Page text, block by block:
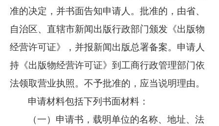
准的决定，并书面告知申请人。批准的，由省、
自治区、直辖市新闻出版行政部门颁发《出版物
经营许可证》，并报新闻出版总署备案。申请人
持《出版物经营许可证》到工商行政管理部门依
法领取营业执照。不予批准的，应当说明理由。
申请材料包括下列书面材料：
（一）申请书，载明单位的名称、地址、法